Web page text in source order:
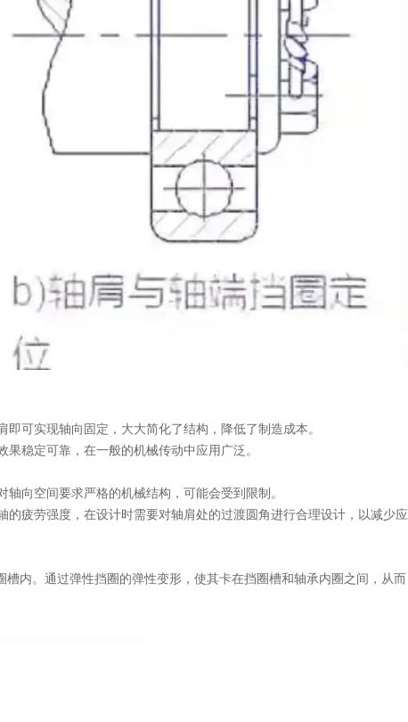
可实现轴向固定，大大简化了结构，降低了制造成本。
稳定可靠，在一般的机械传动中应用广泛。
向空间要求严格的机械结构，可能会受到限制。
疲劳强度，在设计时需要对轴肩处的过渡圆角进行合理设计，以减少应
内。通过弹性挡圈的弹性变形，使其卡在挡圈槽和轴承内圈之间，从而